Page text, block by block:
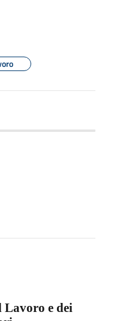
Lavoro e dei